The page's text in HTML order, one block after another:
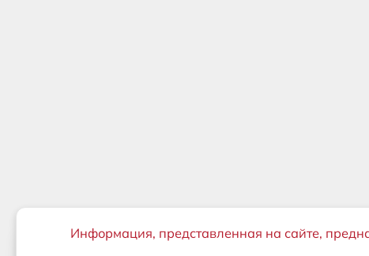
Важная информация
Информация, представленная на сайте,